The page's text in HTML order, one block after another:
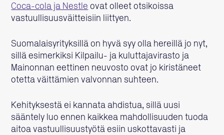
Coca-cola ja Nestle ovat olleet otsikoissa
vastuullisuusväitteisiin liittyen.
Suomalaisyrityksillä on hyvä syy olla hereillä jo nyt,
sillä esimerkiksi Kilpailu- ja kuluttajavirasto ja
Mainonnan eettinen neuvosto ovat jo kiristäneet
otetta väittämien valvonnan suhteen.
Kehityksestä ei kannata ahdistua, sillä uusi
sääntely luo ennen kaikkea mahdollisuuden tuoda
aitoa vastuullisuustyötä esiin uskottavasti ja